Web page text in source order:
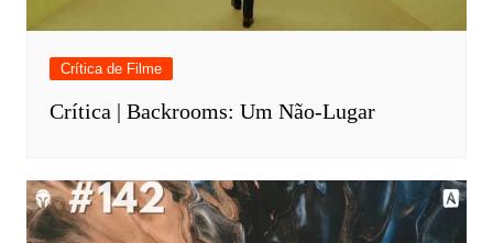
Crítica de Filme
Crítica | Backrooms: Um Não-Lugar